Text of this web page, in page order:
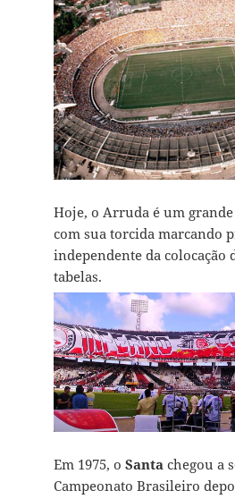
Hoje, o Arruda é um
com sua torcida marcando
independente da colocação
tabelas.
Em 1975, o Santachegou a
Campeonato Brasileiro